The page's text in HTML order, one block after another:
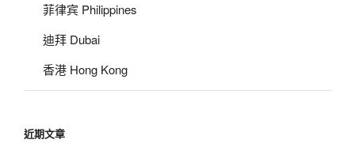
菲律宾 Philippines
迪拜 Dubai
香港 Hong Kong
近期文章